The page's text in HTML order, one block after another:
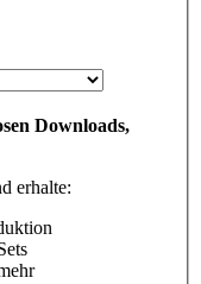
Downloads,
erhalte: